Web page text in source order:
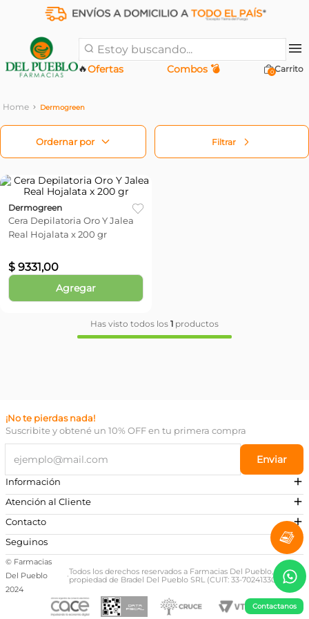
Estoy buscando...
Ofertas
🔥 Combos 💣 0
Contactanos
Dermogreen
Filtrar
Dermogreen
Cera Depilatoria Oro Y Jalea
Real Hojalata x 200 gr
$ 9331,00
Agregar
Has visto todos los 1 productos
¡No te pierdas nada!
Suscribite y obtené un 10% OFF en tu primera compra
Enviar
Información
Atención al Cliente
Contacto
¿Necesitás ayuda?
Preguntas Frecuentes
Escribinos a nuestro Whatsapp
+54 381 581-0674
Seguinos
© Farmacias
Del Pueblo
2024
·Todos los derechos reservados a Farmacias Del Pueblo,
propiedad de Bradel Del Pueblo SRL (CUIT: 33-70241330-9)